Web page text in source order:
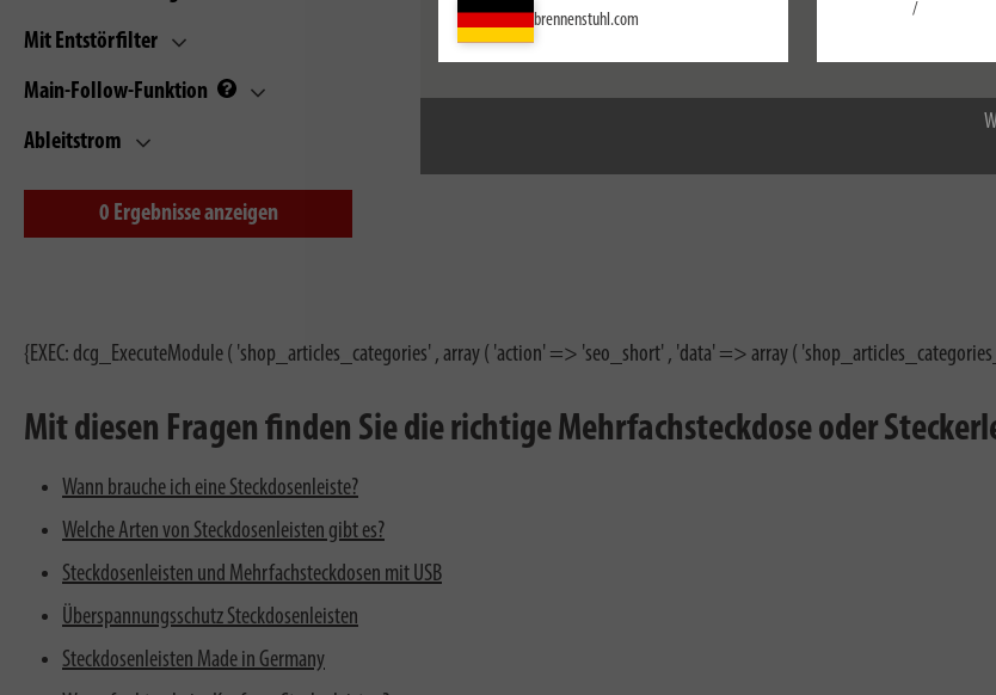
Alle akzeptieren
brennenstuhl.com
/
Mit Entstörfilter
Main-Follow-Funktion
Ableitstrom
0 Ergebnisse anzeigen
{EXEC: dcg_ExecuteModule ( 'shop_articles_categories' , array ( 'action' => 'seo_short' , 'data' => array (
Mit diesen Fragen finden Sie die richtige Mehrfachsteckdose oder
Wann brauche ich eine Steckdosenleiste?
Welche Arten von Steckdosenleisten gibt es?
Steckdosenleisten und Mehrfachsteckdosen mit USB
Überspannungsschutz Steckdosenleisten
Steckdosenleisten Made in Germany